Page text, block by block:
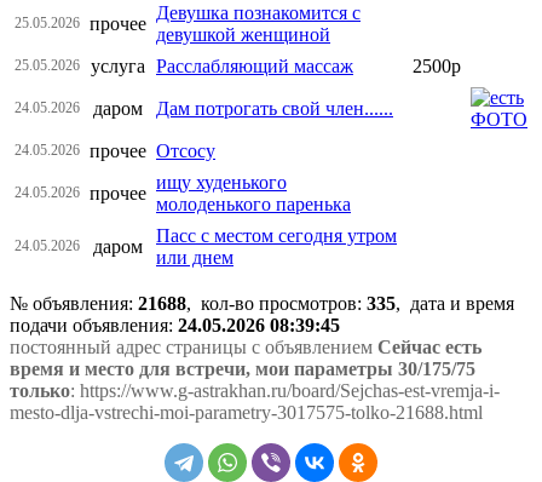
25.05.2026 прочее
Девушка познакомится с
девушкой женщиной
25.05.2026 услуга Расслабляющий массаж 2500р
24.05.2026 даром Дам потрогать свой член......
24.05.2026 прочее Отсосу
24.05.2026 прочее
ищу худенького
молоденького паренька
24.05.2026 даром
Пасс с местом сегодня утром
или днем
№ объявления: 21688, кол-во просмотров: 335, дата и время
подачи объявления: 24.05.2026 08:39:45
постоянный адрес страницы с объявлением Сейчас есть
время и место для встречи, мои параметры 30/175/75
только: https://www.g-astrakhan.ru/board/Sejchas-est-vremja-i-
mesto-dlja-vstrechi-moi-parametry-3017575-tolko-21688.html